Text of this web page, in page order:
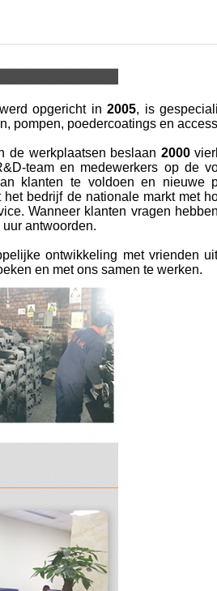
opgericht in 2005, is
pompen, poedercoatings en
de werkplaatsen beslaan 2000
team en medewerkers op de
klanten te voldoen en nieuwe
bedrijf de nationale markt met
Wanneer klanten vragen
uur antwoorden.
ontwikkeling met vrienden
en met ons samen te werken.